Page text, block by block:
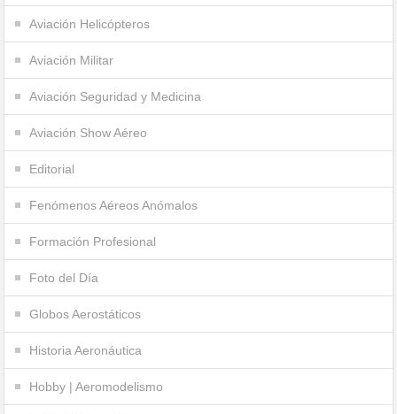
Aviación Helicópteros
Aviación Militar
Aviación Seguridad y Medicina
Aviación Show Aéreo
Editorial
Fenómenos Aéreos Anómalos
Formación Profesional
Foto del Día
Globos Aerostáticos
Historia Aeronáutica
Hobby | Aeromodelismo